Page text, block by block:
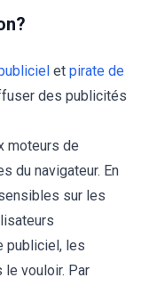
et pirate de
des publicités
moteurs de
du navigateur. En
sur les
publiciel, les
le vouloir. Par